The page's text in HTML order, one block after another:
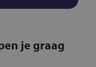
je graag